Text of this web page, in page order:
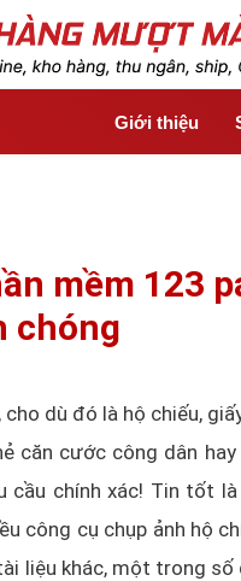
Giới thiệu
mềm 123
chóng
dù đó là hộ chiếu,
căn cước công dân
cầu chính xác! Tin tốt
công cụ chụp ảnh hộ
liệu khác, một trong